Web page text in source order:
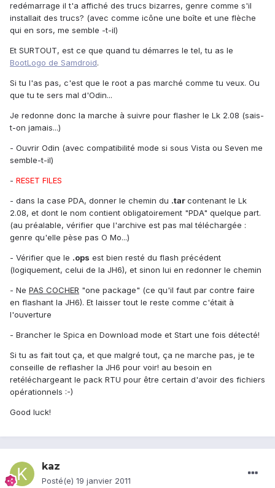
redémarrage il t'a affiché des trucs bizarres, genre comme s'il
installait des trucs? (avec comme icône une boîte et une flèche
qui en sors, me semble -t-il)
Et SURTOUT, est ce que quand tu démarres le tel, tu as le
BootLogo de Samdroid.
Si tu l'as pas, c'est que le root a pas marché comme tu veux. Ou
que tu te sers mal d'Odin...
Je redonne donc la marche à suivre pour flasher le Lk 2.08 (sais-
t-on jamais...)
- Ouvrir Odin (avec compatibilité mode si sous Vista ou Seven me
semble-t-il)
- RESET FILES
- dans la case PDA, donner le chemin du .tarcontenant le Lk
2.08, et dont le nom contient obligatoirement "PDA" quelque part.
(au préalable, vérifier que l'archive est pas mal téléchargée :
genre qu'elle pèse pas O Mo...)
- Vérifier que le .ops est bien resté du flash précédent
(logiquement, celui de la JH6), et sinon lui en redonner le chemin
- Ne PAS COCHER "one package" (ce qu'il faut par contre faire
en flashant la JH6). Et laisser tout le reste comme c'était à
l'ouverture
- Brancher le Spica en Download mode et Start une fois détecté!
Si tu as fait tout ça, et que malgré tout, ça ne marche pas, je te
conseille de reflasher la JH6 pour voir! au besoin en
retéléchargeant le pack RTU pour être certain d'avoir des fichiers
opérationnels :-)
Good luck!
kaz
Posté(e) 19 janvier 2011